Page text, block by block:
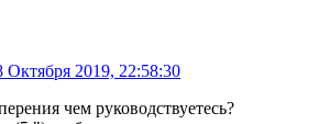
2019, 22:58:30
чем руководствуетесь?